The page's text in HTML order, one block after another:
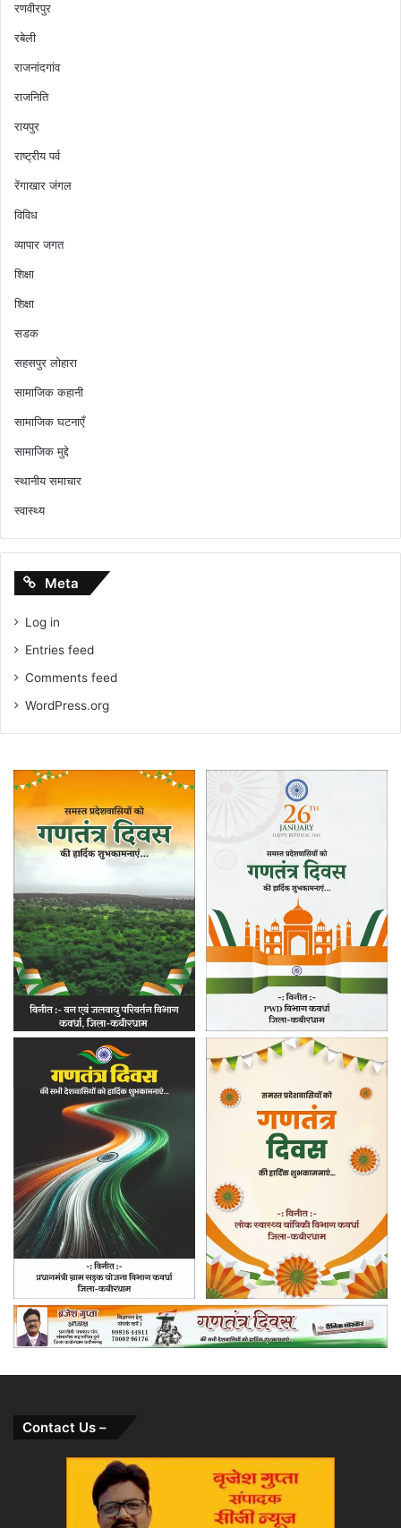
रणवीरपुर
रबेली
राजनांदगांव
राजनिति
रायपुर
राष्ट्रीय पर्व
रेंगाखार जंगल
विविध
व्यापार जगत
शिक्षा
शिक्षा
सडक
सहसपुर लोहारा
सामाजिक कहानी
सामाजिक घटनाएँ
सामाजिक मुद्दे
स्थानीय समाचार
स्वास्थ्य
Meta
Log in
Entries feed
Comments feed
WordPress.org
Contact Us –